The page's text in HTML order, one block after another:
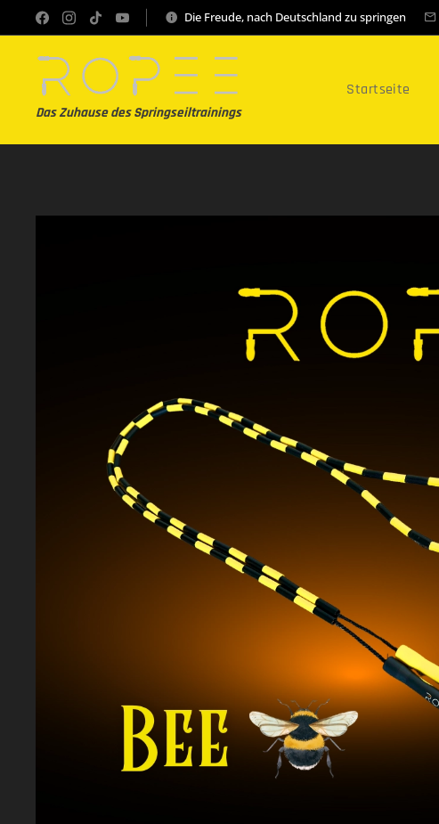
Die Freude, nach Deutschland zu springen
Das Zuhause des Springseiltrainings
Startseite